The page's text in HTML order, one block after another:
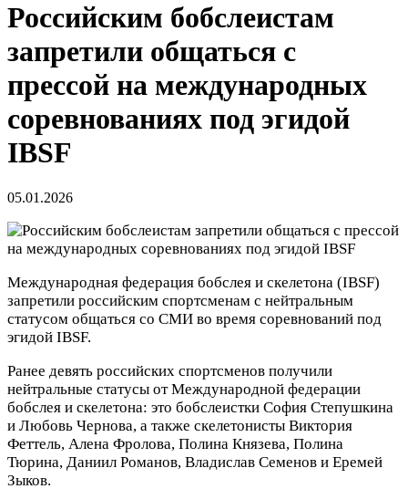
Российским бобслеистам
запретили общаться с
прессой на международных
соревнованиях под эгидой
IBSF
05.01.2026
Международная федерация бобслея и скелетона (IBSF)
запретили российским спортсменам с нейтральным
статусом общаться со СМИ во время соревнований под
эгидой IBSF.
Ранее девять российских спортсменов получили
нейтральные статусы от Международной федерации
бобслея и скелетона: это бобслеистки София Степушкина
и Любовь Чернова, а также скелетонисты Виктория
Феттель, Алена Фролова, Полина Князева, Полина
Тюрина, Даниил Романов, Владислав Семенов и Еремей
Зыков.